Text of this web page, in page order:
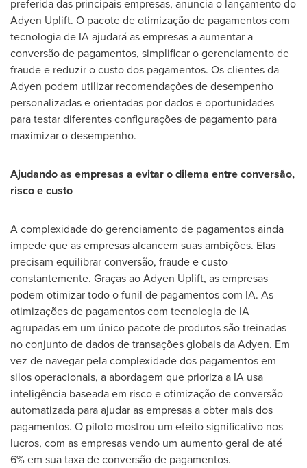
preferida das principais empresas, anuncia o lançamento do
Adyen Uplift. O pacote de otimização de pagamentos com
tecnologia de IA ajudará as empresas a aumentar a
conversão de pagamentos, simplificar o gerenciamento de
fraude e reduzir o custo dos pagamentos. Os clientes da
Adyen podem utilizar recomendações de desempenho
personalizadas e orientadas por dados e oportunidades
para testar diferentes configurações de pagamento para
maximizar o desempenho.
Ajudando as empresas a evitar o dilema entre conversão,
risco e custo
A complexidade do gerenciamento de pagamentos ainda
impede que as empresas alcancem suas ambições. Elas
precisam equilibrar conversão, fraude e custo
constantemente. Graças ao Adyen Uplift, as empresas
podem otimizar todo o funil de pagamentos com IA. As
otimizações de pagamentos com tecnologia de IA
agrupadas em um único pacote de produtos são treinadas
no conjunto de dados de transações globais da Adyen. Em
vez de navegar pela complexidade dos pagamentos em
silos operacionais, a abordagem que prioriza a IA usa
inteligência baseada em risco e otimização de conversão
automatizada para ajudar as empresas a obter mais dos
pagamentos. O piloto mostrou um efeito significativo nos
lucros, com as empresas vendo um aumento geral de até
6% em sua taxa de conversão de pagamentos.